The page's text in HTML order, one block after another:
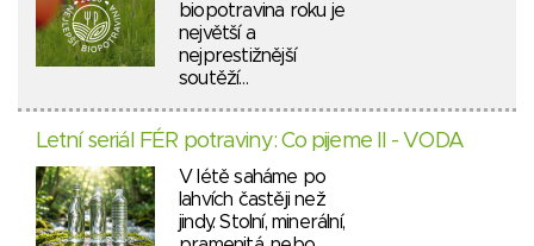
biopotravina roku je
největší a
nejprestižnější
soutěží…
Letní seriál FÉR potraviny: Co pijeme II - VODA
V létě saháme po
lahvích častěji než
jindy. Stolní, minerální,